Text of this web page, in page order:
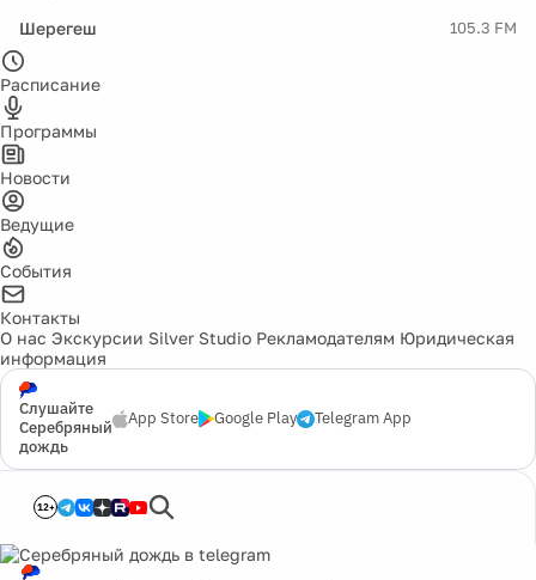
Шерегеш 105.3 FM
Расписание
Программы
Новости
Ведущие
События
Контакты
О нас Экскурсии Silver Studio Рекламодателям Юридическая
информация
Слушайте
Серебряный
дождь
App Store Google Play Telegram App
12+